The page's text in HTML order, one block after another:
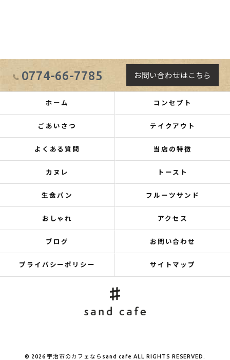
0774-66-7785 お問い合わせはこちら
ホーム コンセプト
ごあいさつ テイクアウト
よくある質問 当店の特徴
カヌレ トースト
生食パン フルーツサンド
おしゃれ アクセス
ブログ お問い合わせ
プライバシーポリシー サイトマップ
© 2026 宇治市のカフェならsand cafe ALL RIGHTS RESERVED.